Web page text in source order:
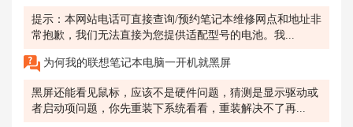
提示：本网站电话可直接查询/预约笔记本维修网点和地址非
常抱歉，我们无法直接为您提供适配型号的电池。我...
为何我的联想笔记本电脑一开机就黑屏
黑屏还能看见鼠标，应该不是硬件问题，猜测是显示驱动或
者启动项问题，你先重装下系统看看，重装解决不了再...